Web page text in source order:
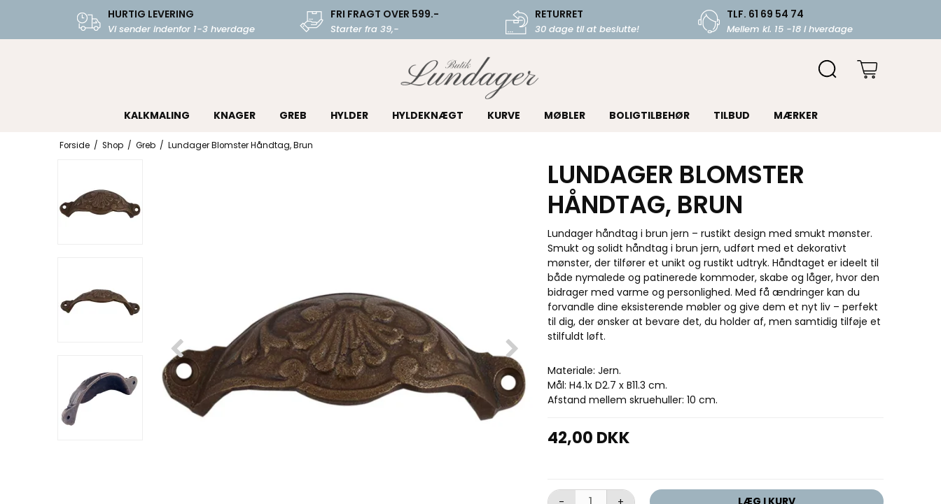
HURTIG LEVERING
Vi sender indenfor 1-3 hverdage
FRI FRAGT OVER 599.-
Starter fra 39,-
RETURRET
30 dage til at beslutte!
TLF. 61 69 54 74
Mellem kl. 15 -18 i hverdage
KALKMALING KNAGER GREB HYLDER HYLDEKNÆGT KURVE MØBLER BOLIGTILBEHØR TILBUD MÆRKER
Forside / Shop / Greb / Lundager Blomster Håndtag, Brun
LUNDAGER BLOMSTER
HÅNDTAG, BRUN
Lundager håndtag i brun jern – rustikt design med smukt mønster.
Smukt og solidt håndtag i brun jern, udført med et dekorativt
mønster, der tilfører et unikt og rustikt udtryk. Håndtaget er ideelt til
både nymalede og patinerede kommoder, skabe og låger, hvor den
bidrager med varme og personlighed. Med få ændringer kan du
forvandle dine eksisterende møbler og give dem et nyt liv – perfekt
til dig, der ønsker at bevare det, du holder af, men samtidig tilføje et
stilfuldt løft.
Materiale: Jern.
Mål: H4.1x D2.7 x B11.3 cm.
Afstand mellem skruehuller: 10 cm.
42,00 DKK
LÆG I KURV